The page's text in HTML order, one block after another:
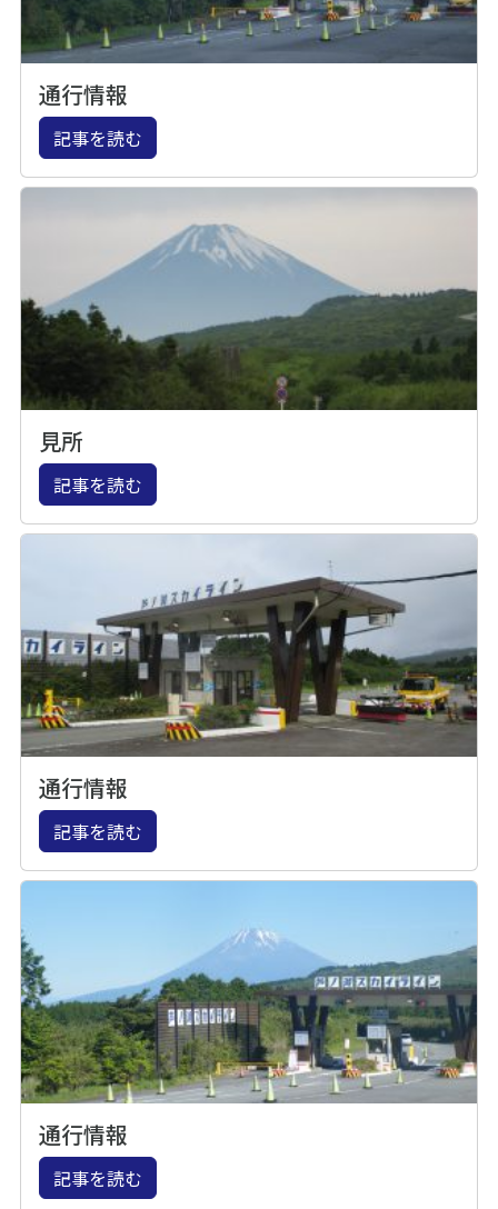
通行情報
記事を読む
見所
記事を読む
通行情報
記事を読む
通行情報
記事を読む